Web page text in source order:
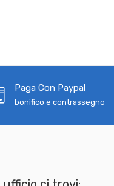
Paga Con Paypal
bonifico e contrassegno